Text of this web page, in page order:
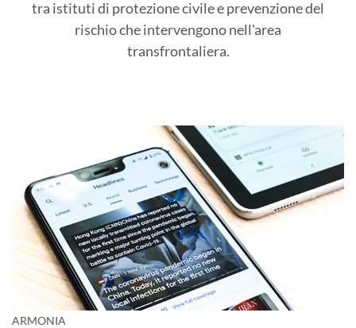
tra istituti di protezione civile e prevenzione del
rischio che intervengono nell'area
transfrontaliera.
ARMONIA